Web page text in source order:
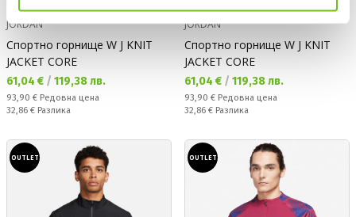
JORDAN
Спортно горнище W J KNIT
JACKET CORE
Текуща цена:
61,04 € / 119,38 лв.
Редовна цена:
93,90 € Редовна цена
Спестявате:
32,86 € Разлика
JORDAN
Спортно горнище W J KNIT
JACKET CORE
Текуща цена:
61,04 € / 119,38 лв.
Редовна цена:
93,90 € Редовна цена
Спестявате:
32,86 € Разлика
OUTLET OUTLET